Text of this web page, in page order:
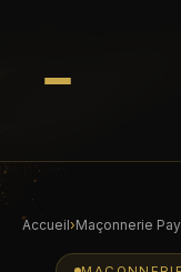
Accueil›Maçonnerie